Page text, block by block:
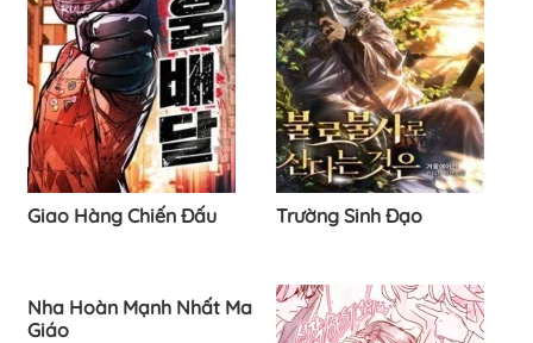
Giao Hàng Chiến Đấu Trường Sinh Đạo
Nha Hoàn Mạnh Nhất Ma
Giáo